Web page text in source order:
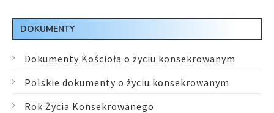
DOKUMENTY
Dokumenty Kościoła o życiu konsekrowanym
Polskie dokumenty o życiu konsekrowanym
Rok Życia Konsekrowanego